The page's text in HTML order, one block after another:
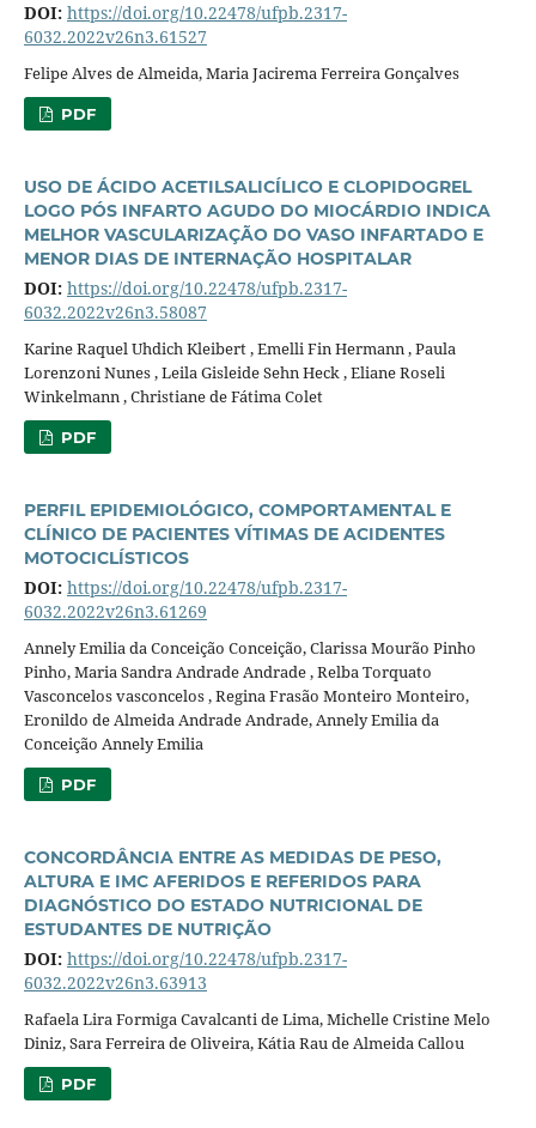
DOI: https://doi.org/10.22478/ufpb.2317-
6032.2022v26n3.61527
Felipe Alves de Almeida, Maria Jacirema Ferreira Gonçalves
PDF
USO DE ÁCIDO ACETILSALICÍLICO E CLOPIDOGREL
LOGO PÓS INFARTO AGUDO DO MIOCÁRDIO INDICA
MELHOR VASCULARIZAÇÃO DO VASO INFARTADO E
MENOR DIAS DE INTERNAÇÃO HOSPITALAR
DOI: https://doi.org/10.22478/ufpb.2317-
6032.2022v26n3.58087
Karine Raquel Uhdich Kleibert , Emelli Fin Hermann , Paula
Lorenzoni Nunes , Leila Gisleide Sehn Heck , Eliane Roseli
Winkelmann , Christiane de Fátima Colet
PDF
PERFIL EPIDEMIOLÓGICO, COMPORTAMENTAL E
CLÍNICO DE PACIENTES VÍTIMAS DE ACIDENTES
MOTOCICLÍSTICOS
DOI: https://doi.org/10.22478/ufpb.2317-
6032.2022v26n3.61269
Annely Emilia da Conceição Conceição, Clarissa Mourão Pinho
Pinho, Maria Sandra Andrade Andrade , Relba Torquato
Vasconcelos vasconcelos , Regina Frasão Monteiro Monteiro,
Eronildo de Almeida Andrade Andrade, Annely Emilia da
Conceição Annely Emilia
PDF
CONCORDÂNCIA ENTRE AS MEDIDAS DE PESO,
ALTURA E IMC AFERIDOS E REFERIDOS PARA
DIAGNÓSTICO DO ESTADO NUTRICIONAL DE
ESTUDANTES DE NUTRIÇÃO
DOI: https://doi.org/10.22478/ufpb.2317-
6032.2022v26n3.63913
Rafaela Lira Formiga Cavalcanti de Lima, Michelle Cristine Melo
Diniz, Sara Ferreira de Oliveira, Kátia Rau de Almeida Callou
PDF